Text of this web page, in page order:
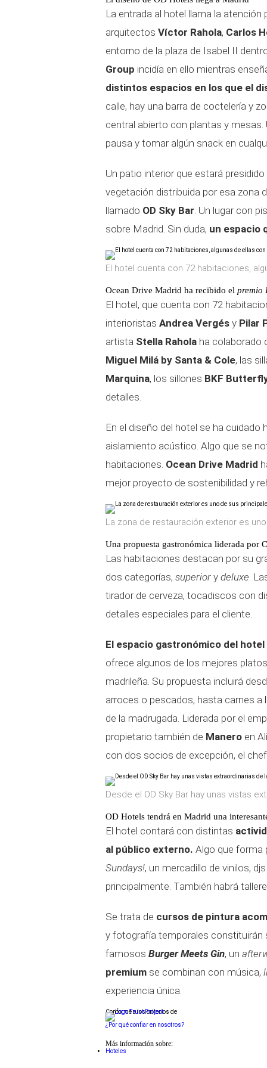
La entrada al hotel llama la atención
arquitectos Víctor Rahola, Carlos
entorno de la plaza de Isabel II
Group incidía en ello mientras
distintos espacios en los que el
calle, hay una barra de coctelería y
central abierto con plantas y mesas.
pausa y tomar algún snack en
Un patio interior que estará
vegetación distribuida por esa zona
llamado OD Sky Bar. Un lugar con
sobre Madrid. Sin duda, un espacio
El hotel cuenta con 72 habitaciones,
Ocean Drive Madrid ha recibido el premio
El hotel, que cuenta con 72
interioristas Andrea Vergés y Pilar
artista Stella Rahola ha colaborado
Miguel Milá by Santa & Cole, las
Marquina, los sillones BKF
detalles.
En el diseño del hotel se ha
aislamiento acústico. Algo que se
habitaciones. Ocean Drive Madrid
mejor proyecto de sostenibilidad y
La zona de restauración exterior es
Una propuesta gastronómica liderada por
Las habitaciones destacan por su
dos categorías, superior y deluxe.
tirador de cerveza, tocadiscos con
detalles especiales para el cliente.
El espacio gastronómico del hotel
ofrece algunos de los mejores
madrileña. Su propuesta incluirá
arroces o pescados, hasta carnes a
de la madrugada. Liderada por el
propietario también de Manero en
con dos socios de excepción, el chef
Desde el OD Sky Bar hay unas vistas
OD Hotels tendrá en Madrid una
El hotel contará con distintas
al público externo. Algo que forma
Sundays!, un mercadillo de vinilos,
principalmente. También habrá
Se trata de cursos de pintura
y fotografía temporales constituirán
famosos Burger Meets Gin, un
premium se combinan con música,
experiencia única.
Conforme a los criterios de
¿Por qué confiar en nosotros?
Más información sobre:
Hoteles